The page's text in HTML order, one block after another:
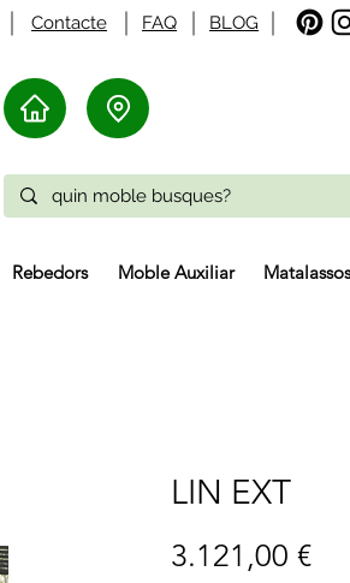
FAQ
Contacte BLOG
Rebedors Moble Auxiliar
LIN EXT
3.121,00 €